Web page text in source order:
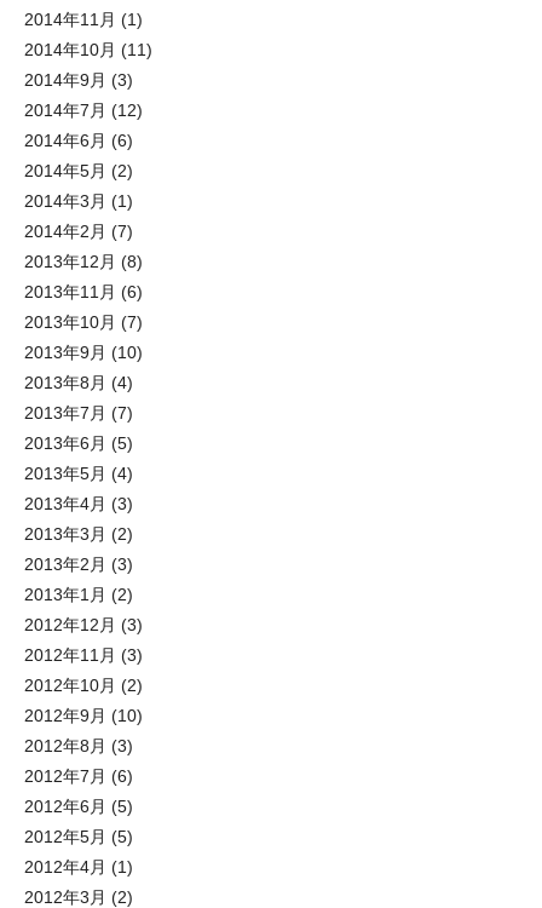
2014年11月 (1)
2014年10月 (11)
2014年9月 (3)
2014年7月 (12)
2014年6月 (6)
2014年5月 (2)
2014年3月 (1)
2014年2月 (7)
2013年12月 (8)
2013年11月 (6)
2013年10月 (7)
2013年9月 (10)
2013年8月 (4)
2013年7月 (7)
2013年6月 (5)
2013年5月 (4)
2013年4月 (3)
2013年3月 (2)
2013年2月 (3)
2013年1月 (2)
2012年12月 (3)
2012年11月 (3)
2012年10月 (2)
2012年9月 (10)
2012年8月 (3)
2012年7月 (6)
2012年6月 (5)
2012年5月 (5)
2012年4月 (1)
2012年3月 (2)